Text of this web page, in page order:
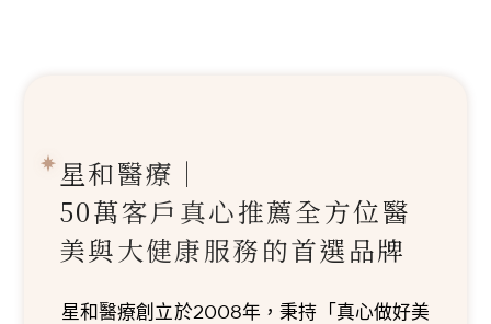
星和醫療｜
50萬客戶真心推薦全方位醫
美與大健康服務的首選品牌
星和醫療創立於2008年，秉持「真心做好美